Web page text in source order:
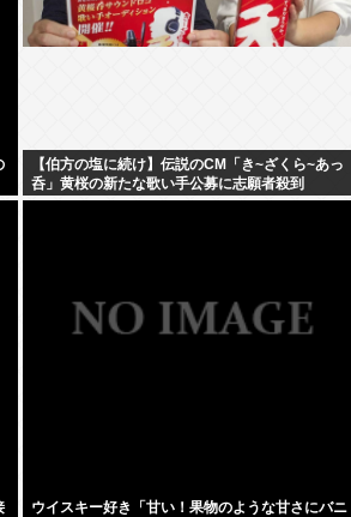
【伯方の塩に続け】伝説のCM「き~ざくら~あっ
呑」黄桜の新たな歌い手公募に志願者殺到
ウイスキー好き「甘い！果物のような甘さにバニ